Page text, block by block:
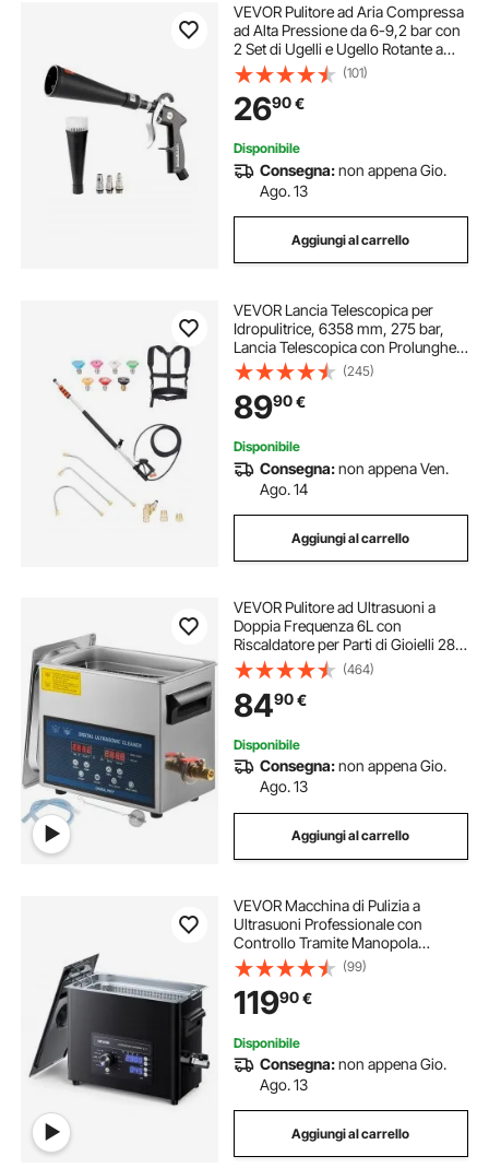
VEVOR Pulitore ad Aria Compressa
ad Alta Pressione da 6-9,2 bar con
2 Set di Ugelli e Ugello Rotante a
360°, Pulitore Pulizia Tubo Rotante
in Alluminio per Compressore
d'Aria da 1/4 NPT
(101)
2690€
Disponibile
Consegna:non appena Gio.
Ago. 13
Aggiungi al carrello
VEVOR Lancia Telescopica per
Idropulitrice, 6358 mm, 275 bar,
Lancia Telescopica con Prolunghe
per Idropulitrice, Pulitore Grondaie,
Giunto Girevole, 7 Ugelli di Spruzzo,
Imbracatura di Supporto
(245)
8990€
Disponibile
Consegna:non appena Ven.
Ago. 14
Aggiungi al carrello
VEVOR Pulitore ad Ultrasuoni a
Doppia Frequenza 6L con
Riscaldatore per Parti di Gioielli 28 /
40KHz
(464)
8490€
Disponibile
Consegna:non appena Gio.
Ago. 13
Aggiungi al carrello
VEVOR Macchina di Pulizia a
Ultrasuoni Professionale con
Controllo Tramite Manopola
Rotante, Capacita di 6 L con
Cestello e Sfera di Pulizia, Pulitore a
Ultrasuoni per Orologi, Rasoi,
Gioielli
(99)
11990€
Disponibile
Consegna:non appena Gio.
Ago. 13
Aggiungi al carrello